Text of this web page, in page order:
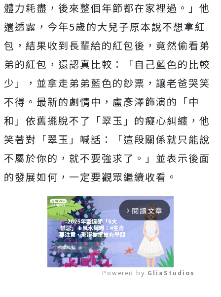
體力耗盡， 後來整個年節都在家裡過。」他
還透露，今年5歲的大兒子原本說不想拿紅
包，結果收到長輩給的紅包後，竟然偷看弟
弟的紅包， 還認真比較：「自己藍色的比較
少」，並拿走弟弟藍色的鈔票， 讓老爸哭笑
不得。最新的劇情中，盧彥澤飾演的「中
和」 依舊擺脫不了「翠玉」的癡心糾纏，他
笑著對「翠玉」喊話：「這段關係就只能說
不屬於你的，就不要強求了。」 並表示後面
的發展如何，一定要觀眾繼續收看。
arrow_forward_ios 閱讀文章
Powered by GliaStudios